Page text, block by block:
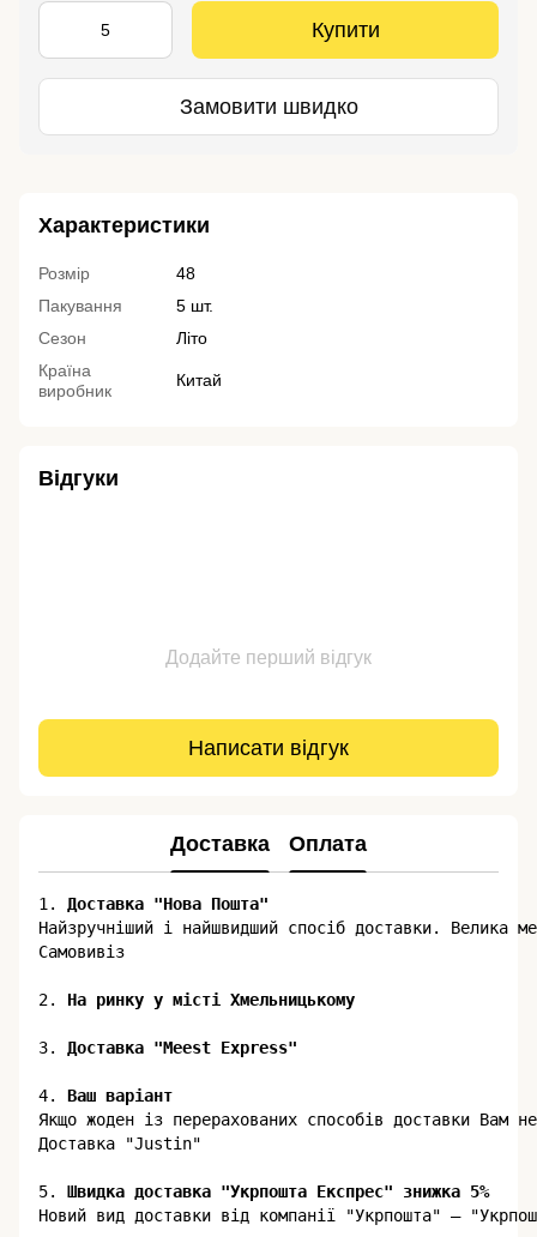
Купити
Замовити швидко
Характеристики
Розмір
48
Пакування
5 шт.
Сезон
Літо
Країна
виробник
Китай
Відгуки
Додайте перший відгук
Написати відгук
Доставка Оплата
1. Доставка "Нова Пошта"
​​Найзручніший і найшвидший спосіб доставки. Велика
Самовивіз
2.
3. Доставка "Meest Express"
4. Ваш варіант
Якщо жоден із перерахованих способів доставки Вам
Доставка "Justin"
5. Швидка доставка "Укрпошта Експрес" знижка 5%